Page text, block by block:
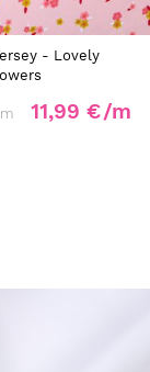
- Lovely
11,99 €/m